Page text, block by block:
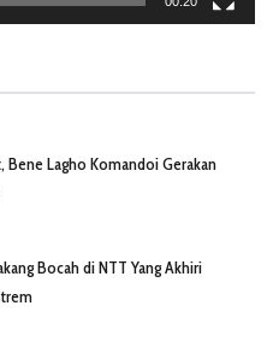
Lagho Komandoi Gerakan
Bocah di NTT Yang Akhiri